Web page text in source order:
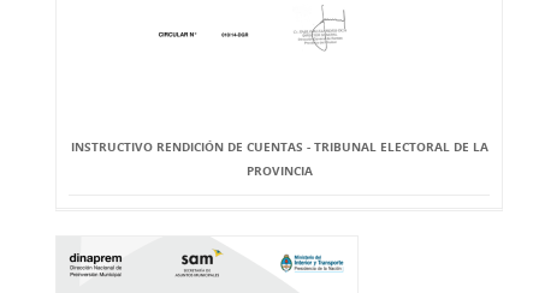
INSTRUCTIVO RENDICIÓN DE CUENTAS - TRIBUNAL ELECTORAL DE LA
PROVINCIA